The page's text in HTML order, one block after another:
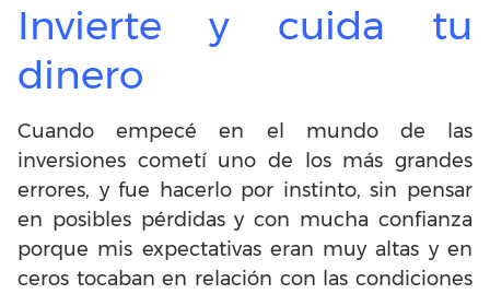
Invierte y cuida tu
dinero
Cuando empecé en el mundo de las
inversiones cometí uno de los más grandes
errores, y fue hacerlo por instinto, sin pensar
en posibles pérdidas y con mucha confianza
porque mis expectativas eran muy altas y en
ceros tocaban en relación con las condiciones